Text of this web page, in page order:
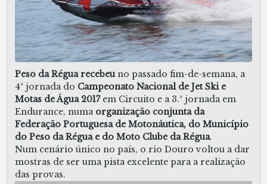
Peso da Régua recebeu no passado fim-de-semana, a
4ª jornada do Campeonato Nacional de Jet Ski e
Motas de Água 2017em Circuito e a 3.ª jornada em
Endurance, numa organização conjunta da
Federação Portuguesa de Motonáutica, do Município
do Peso da Régua e do Moto Clube da Régua.
Num cenário único no país, o rio Douro voltou a dar
mostras de ser uma pista excelente para a realização
das provas.